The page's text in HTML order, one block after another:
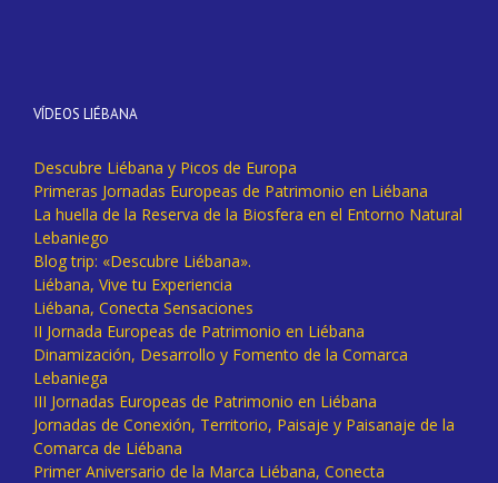
VÍDEOS LIÉBANA
Descubre Liébana y Picos de Europa
Primeras Jornadas Europeas de Patrimonio en Liébana
La huella de la Reserva de la Biosfera en el Entorno Natural
Lebaniego
Blog trip: «Descubre Liébana».
Liébana, Vive tu Experiencia
Liébana, Conecta Sensaciones
II Jornada Europeas de Patrimonio en Liébana
Dinamización, Desarrollo y Fomento de la Comarca
Lebaniega
III Jornadas Europeas de Patrimonio en Liébana
Jornadas de Conexión, Territorio, Paisaje y Paisanaje de la
Comarca de Liébana
Primer Aniversario de la Marca Liébana, Conecta